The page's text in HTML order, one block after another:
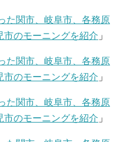
た関市、岐阜市、各務原
市のモーニングを紹介 」
た関市、岐阜市、各務原
市のモーニングを紹介 」
た関市、岐阜市、各務原
市のモーニングを紹介 」